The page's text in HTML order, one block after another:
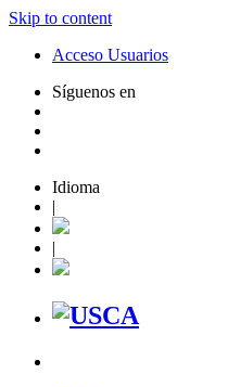
Skip to content
Acceso Usuarios
Síguenos en
Idioma
|
|